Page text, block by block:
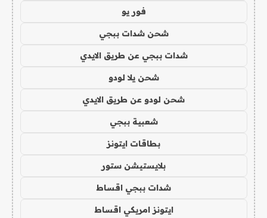
فور يو
شحن شدات ببجي
شدات ببجي عن طريق الايدي
شحن يلا لودو
شحن لودو عن طريق الايدي
شعبية ببجي
بطاقات ايتونز
بلايستيشن ستور
شدات ببجي اقساط
ايتونز امريكي اقساط